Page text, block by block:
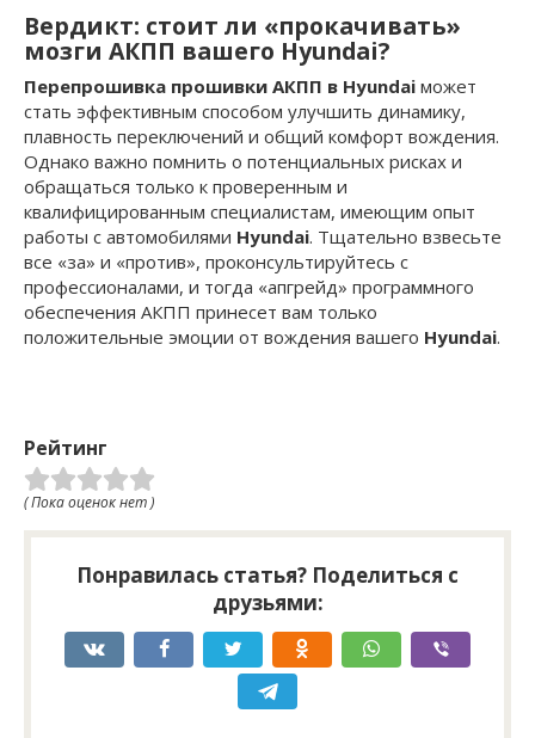
Вердикт: стоит ли «прокачивать»
мозги АКПП вашего Hyundai?
Перепрошивка прошивки АКПП в Hyundai может
стать эффективным способом улучшить динамику,
плавность переключений и общий комфорт вождения.
Однако важно помнить о потенциальных рисках и
обращаться только к проверенным и
квалифицированным специалистам, имеющим опыт
работы с автомобилями Hyundai. Тщательно взвесьте
все «за» и «против», проконсультируйтесь с
профессионалами, и тогда «апгрейд» программного
обеспечения АКПП принесет вам только
положительные эмоции от вождения вашего Hyundai.
Рейтинг
( Пока оценок нет )
Понравилась статья? Поделиться с
друзьями: